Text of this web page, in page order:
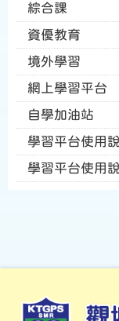
綜合課
資優教育
境外學習
網上學習平台
自學加油站
學習平台使用
學習平台使用